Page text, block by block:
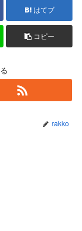
はてブ
コピー
rakko